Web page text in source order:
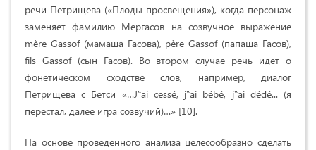
речи Петрищева («Плоды просвещения»), когда персонаж
заменяет фамилию Мергасов на созвучное выражение
mère Gassof (мамаша Гасова), père Gassof (папаша Гасов),
fils Gassof (сын Гасов). Во втором случае речь идет о
фонетическом сходстве слов, например, диалог
Петрищева с Бетси «…J‟ai cessé, j‟ai bébé, j‟ai dédé... (я
перестал, далее игра созвучий)…» [10].
На основе проведенного анализа целесообразно сделать